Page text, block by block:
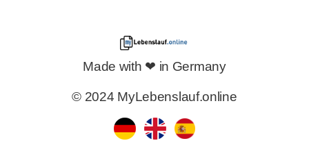
Made with ❤ in Germany
© 2024 MyLebenslauf.online